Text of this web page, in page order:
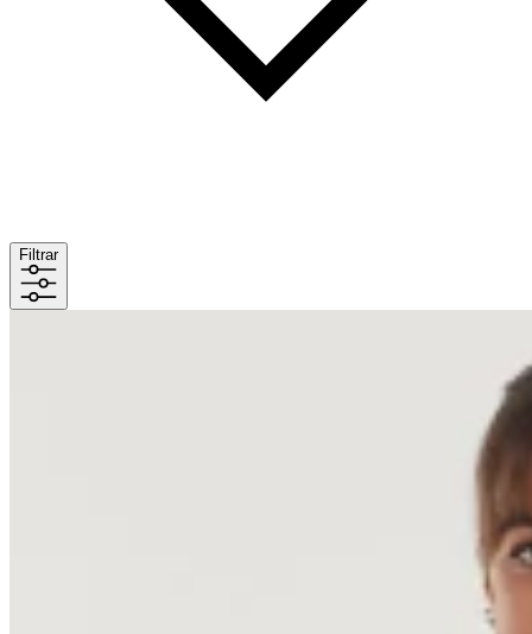
Filtrar